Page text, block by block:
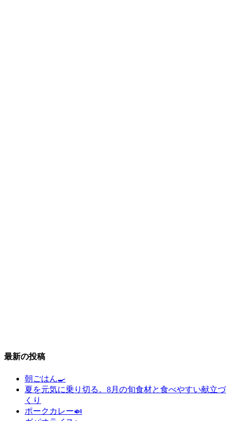
最新の投稿
朝ごはん🍳
夏を元気に乗り切る。8月の旬食材と食べやすい献立づ
くり
ポークカレー🍛